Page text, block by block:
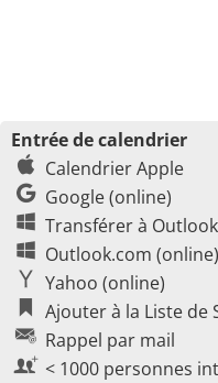
Entrée de calendrier
Calendrier Apple
Google (online)
Transférer à Outlook
Outlook.com (online)
Yahoo (online)
Ajouter à la Liste de
Rappel par mail
< 1000 personnes